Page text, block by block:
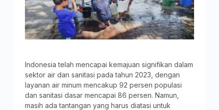
Indonesia telah mencapai kemajuan signifikan dalam
sektor air dan sanitasi pada tahun 2023, dengan
layanan air minum mencakup 92 persen populasi
dan sanitasi dasar mencapai 86 persen. Namun,
masih ada tantangan yang harus diatasi untuk